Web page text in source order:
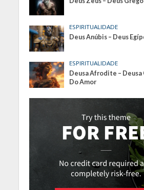
ESPIRITUALIDADE
Deus Anúbis – Deus
ESPIRITUALIDADE
Deusa Afrodite – Deusa
Do Amor